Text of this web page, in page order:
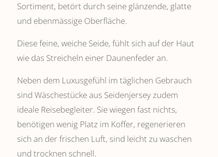
Sortiment, betört durch seine glänzende, glatte
und ebenmässige Oberfläche.
Diese feine, weiche Seide, fühlt sich auf der Haut
wie das Streicheln einer Daunenfeder an.
Neben dem Luxusgefühl im täglichen Gebrauch
sind Wäschestücke aus Seidenjersey zudem
ideale Reisebegleiter. Sie wiegen fast nichts,
benötigen wenig Platz im Koffer, regenerieren
sich an der frischen Luft, sind leicht zu waschen
und trocknen schnell.